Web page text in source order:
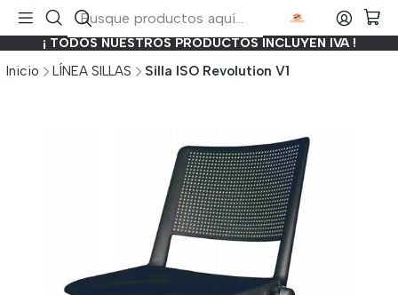
¡ TODOS NUESTROS PRODUCTOS INCLUYEN IVA !
Inicio LÍNEA SILLAS Silla ISO Revolution V1